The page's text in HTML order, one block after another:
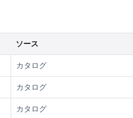
ソース
カタログ
カタログ
カタログ